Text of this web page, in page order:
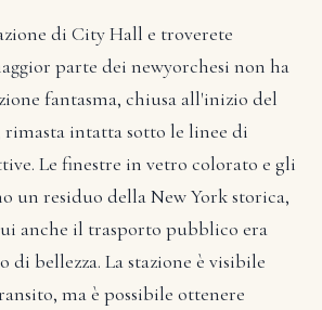
di City Hall e troverete
parte dei newyorchesi non ha
fantasma, chiusa all'inizio del
rimasta intatta sotto le linee di
Le finestre in vetro colorato e gli
un residuo della New York storica,
anche il trasporto pubblico era
di bellezza. La stazione è visibile
ma è possibile ottenere